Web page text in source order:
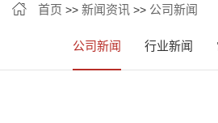
首页 >> 新闻资讯 >> 公司新闻
公司新闻 行业新闻